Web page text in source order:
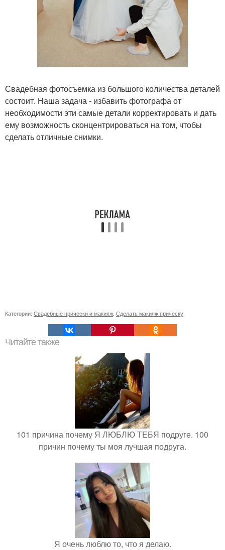
Свадебная фотосъемка из большого количества деталей
состоит. Наша задача - избавить фотографа от
необходимости эти самые детали корректировать и дать
ему возможность сконцентрироваться на том, чтобы
сделать отличные снимки.
Категории: Свадебные прически и макияж, Сделать макияж прическу
Читайте также
101 причина почему Я ЛЮБЛЮ ТЕБЯ подруге. 100
причин почему ты моя лучшая подруга.
Я очень люблю то, что я делаю.